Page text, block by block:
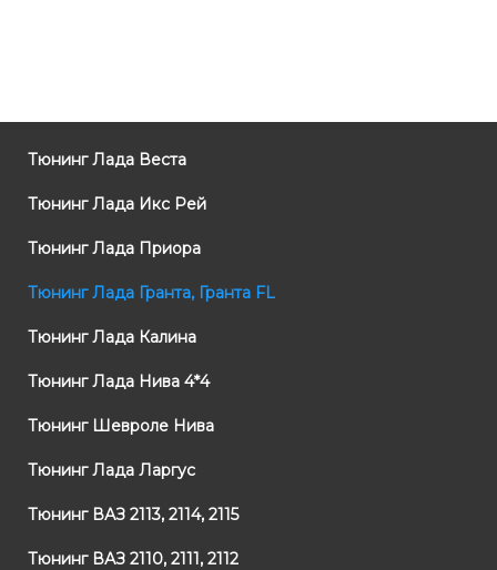
Тюнинг Лада Веста
Тюнинг Лада Икс Рей
Тюнинг Лада Приора
Тюнинг Лада Гранта, Гранта FL
Тюнинг Лада Калина
Тюнинг Лада Нива 4*4
Тюнинг Шевроле Нива
Тюнинг Лада Ларгус
Тюнинг ВАЗ 2113, 2114, 2115
Тюнинг ВАЗ 2110, 2111, 2112